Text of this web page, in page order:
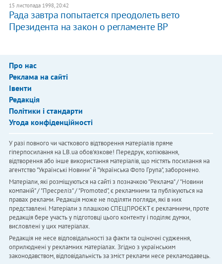
15 листопада 1998, 20:42
Рада завтра попытается преодолеть вето
Президента на закон о регламенте ВР
Про нас
Реклама на сайті
Івенти
Редакція
Політики і стандарти
Угода конфіденційності
У разі повного чи часткового відтворення матеріалів пряме
гіперпосилання на LB.ua обов'язкове! Передрук, копіювання,
відтворення або інше використання матеріалів, що містять посилання на
агентство "Українськi Новини" й "Українська Фото Група", заборонено.
Матеріали, які розміщуються на сайті з позначкою "Реклама" / "Новини
компаній" / "Пресреліз" / "Promoted", є рекламними та публікуються на
правах реклами. Редакція може не поділяти погляди, які в них
представлені. Матеріали з плашкою СПЕЦПРОЄКТ є рекламними, проте
редакція бере участь у підготовці цього контенту і поділяє думки,
висловлені у цих матеріалах.
Редакція не несе відповідальності за факти та оціночні судження,
оприлюднені у рекламних матеріалах. Згідно з українським
законодавством, відповідальність за зміст реклами несе рекламодавець.